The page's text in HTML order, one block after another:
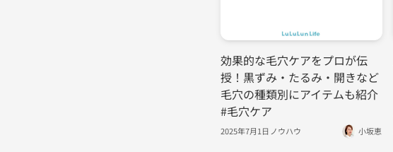
効果的な毛穴ケアをプロが伝
授！黒ずみ・たるみ・開きなど
毛穴の種類別にアイテムも紹介
#毛穴ケア
2025年7月1日ノウハウ 小坂恵